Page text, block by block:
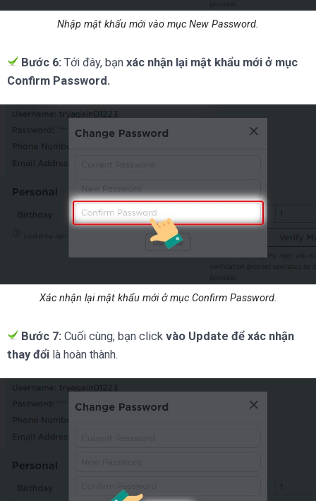
Nhập mật khẩu mới vào mục New Password.
Bước 6: Tới đây, bạn xác nhận lại mật khẩu mới ở mục
Confirm Password.
Xác nhận lại mật khẩu mới ở mục Confirm Password.
Bước 7: Cuối cùng, bạn click vào Update để xác nhận
thay đổi là hoàn thành.